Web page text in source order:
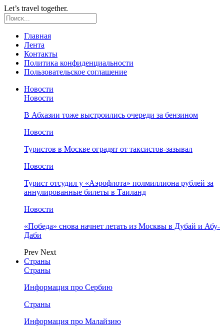
Let’s travel together.
Главная
Лента
Контакты
Политика конфиденциальности
Пользовательское соглашение
Новости
Новости
В Абхазии тоже выстроились очереди за бензином
Новости
Туристов в Москве оградят от таксистов-зазывал
Новости
Турист отсудил у «Аэрофлота» полмиллиона рублей за
аннулированные билеты в Таиланд
Новости
«Победа» снова начнет летать из Москвы в Дубай и Абу-
Даби
Prev Next
Страны
Страны
Информация про Сербию
Страны
Информация про Малайзию